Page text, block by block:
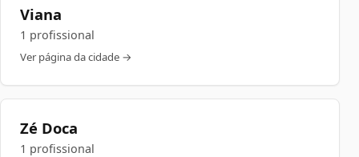
Viana
1 profissional
Ver página da cidade →
Zé Doca
1 profissional